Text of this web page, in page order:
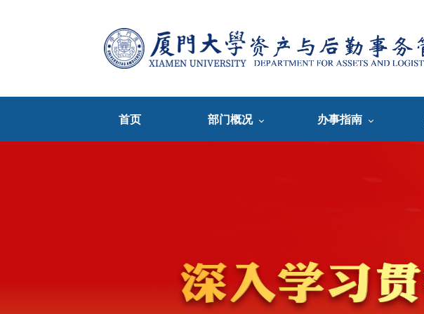
首页 部门概况 办事指南